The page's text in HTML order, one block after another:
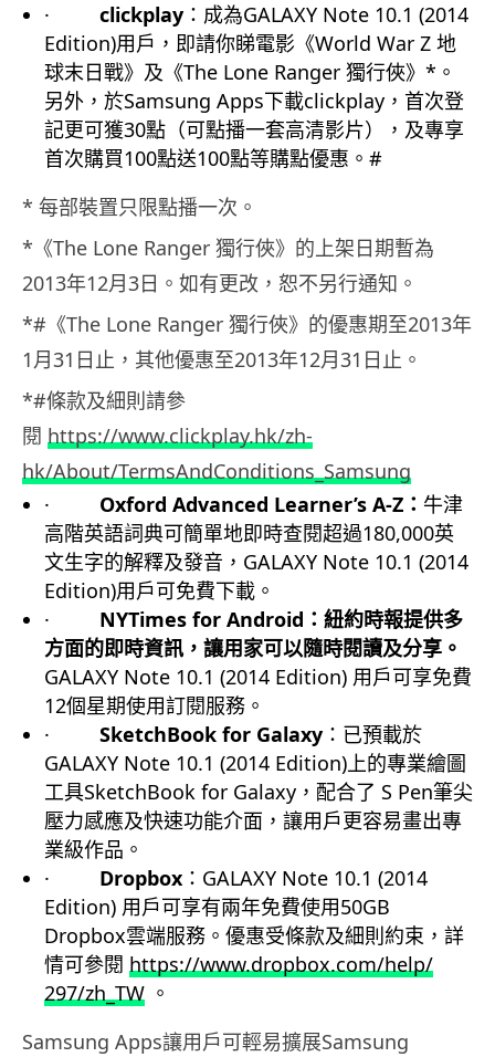
· clickplay ：成為GALAXY Note 10.1 (2014
Edition)用戶，即請你睇電影《World War Z 地
球末日戰》及《The Lone Ranger 獨行俠》*。
另外，於Samsung Apps下載clickplay，首次登
記更可獲30點（可點播一套高清影片），及專享
首次購買100點送100點等購點優惠。#
* 每部裝置只限點播一次。
*《The Lone Ranger 獨行俠》的上架日期暫為
2013年12月3日。如有更改， 恕不另行通知。
*#《The Lone Ranger 獨行俠》的優惠期至2013年
1月31日止，其他優惠至2013年12月31日止。
*#條款及細則請參
閱 https://www.clickplay.hk/zh-
hk/About/TermsAndConditions_Samsung
· Oxford Advanced Learner’s A-Z ： 牛津
高階英語詞典可簡單地即時查閱超過180,000英
文生字的解釋及發音，GALAXY Note 10.1 (2014
Edition)用戶可免費下載。
· NYTimes for Android ：紐約時報提供多
方面的即時資訊， 讓用家可以隨時閱讀及分享。
GALAXY Note 10.1 (2014 Edition) 用戶可享免費
12個星期使用訂閱服務。
· SketchBook for Galaxy ：已預載於
GALAXY Note 10.1 (2014 Edition)上的專業繪圖
工具SketchBook for Galaxy，配合了 S Pen筆尖
壓力感應及快速功能介面， 讓用戶更容易畫出專
業級作品。
· Dropbox ：GALAXY Note 10.1 (2014
Edition) 用戶可享有兩年免費使用50GB
Dropbox雲端服務。優惠受條款及細則約束，詳
情可參閱 https://www.dropbox.com/help/
297/zh_TW 。
Samsung Apps讓用戶可輕易擴展Samsung